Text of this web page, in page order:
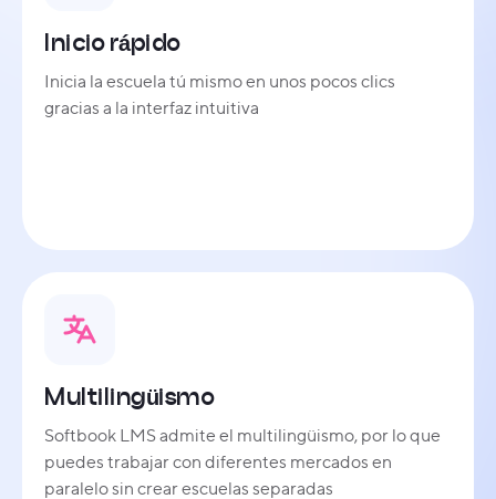
Inicio rápido
Inicia la escuela tú mismo en unos pocos clics
gracias a la interfaz intuitiva
Multilingüismo
Softbook LMS admite el multilingüismo, por lo que
puedes trabajar con diferentes mercados en
paralelo sin crear escuelas separadas